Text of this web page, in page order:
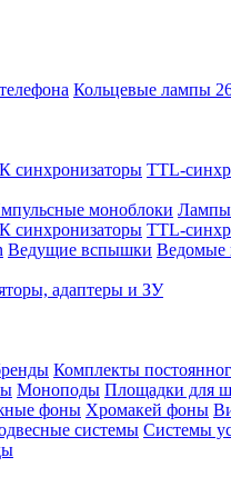
Кольцевые лампы
синхронизаторы TTL-
моноблоки
синхронизаторы TTL-
Ведущие вспышки Ведомые
адаптеры и ЗУ
Комплекты
Моноподы Площадки для
фоны Хромакей фоны
системы Системы